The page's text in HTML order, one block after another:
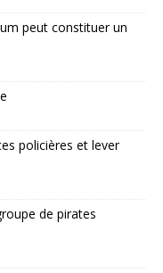
peut constituer un
policières et lever
de pirates